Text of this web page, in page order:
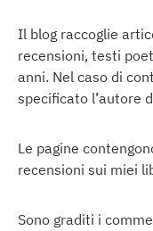
Il blog raccoglie
recensioni, testi
anni. Nel caso di
specificato l’autore
Le pagine
recensioni sui miei
Sono graditi i